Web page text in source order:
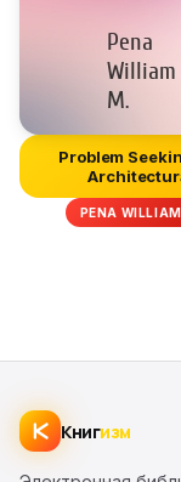
Problem
Programming
PENA
Книгизм